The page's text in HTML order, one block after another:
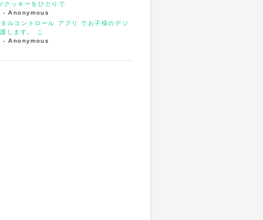
クッキーをひとりで
- Anonymous
ルコントロール アプリ でお子様のデジ
します。 こ
- Anonymous